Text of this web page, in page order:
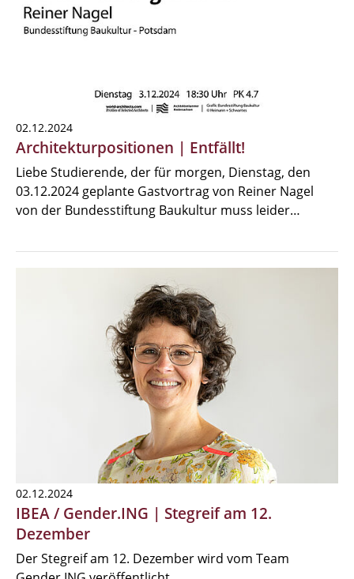
02.12.2024
Architekturpositionen | Entfällt!
Liebe Studierende, der für morgen, Dienstag, den
03.12.2024 geplante Gastvortrag von Reiner Nagel
von der Bundesstiftung Baukultur muss leider…
02.12.2024
IBEA / Gender.ING | Stegreif am 12.
Dezember
Der Stegreif am 12. Dezember wird vom Team